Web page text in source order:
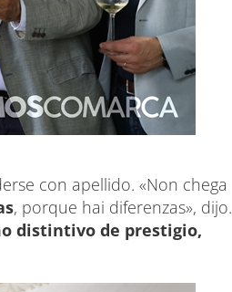
con apellido. «Non chega
, porque hai diferenzas», dijo.
distintivo de prestigio,